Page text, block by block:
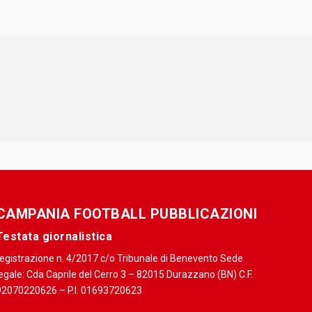
FOOTBALL PUBBLICAZIONI
giornalistica
n. 4/2017 c/o Tribunale di Benevento Sede
Cda Caprile del Cerro 3 – 82015 Durazzano (BN) C.F.
– P.I. 01693720623